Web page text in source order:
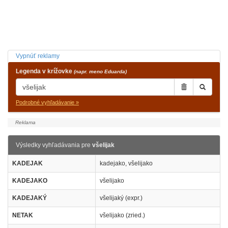
Vypnúť reklamy
Legenda v krížovke (napr. meno Eduarda)
Podrobné vyhľadávanie »
Výsledky vyhľadávania pre všelijak
KADEJAK kadejako, všelijako
KADEJAKO všelijako
KADEJAKÝ všelijaký (expr.)
NETAK všelijako (zried.)